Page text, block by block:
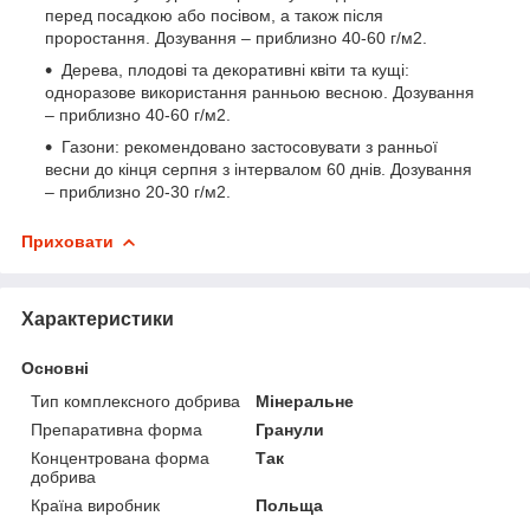
перед посадкою або посівом, а також після
проростання. Дозування – приблизно 40-60 г/м2.
Дерева, плодові та декоративні квіти та кущі:
одноразове використання ранньою весною. Дозування
– приблизно 40-60 г/м2.
Газони: рекомендовано застосовувати з ранньої
весни до кінця серпня з інтервалом 60 днів. Дозування
– приблизно 20-30 г/м2.
Приховати
Характеристики
Основні
Тип комплексного добрива
Мінеральне
Препаративна форма
Гранули
Концентрована форма
добрива
Так
Країна виробник
Польща